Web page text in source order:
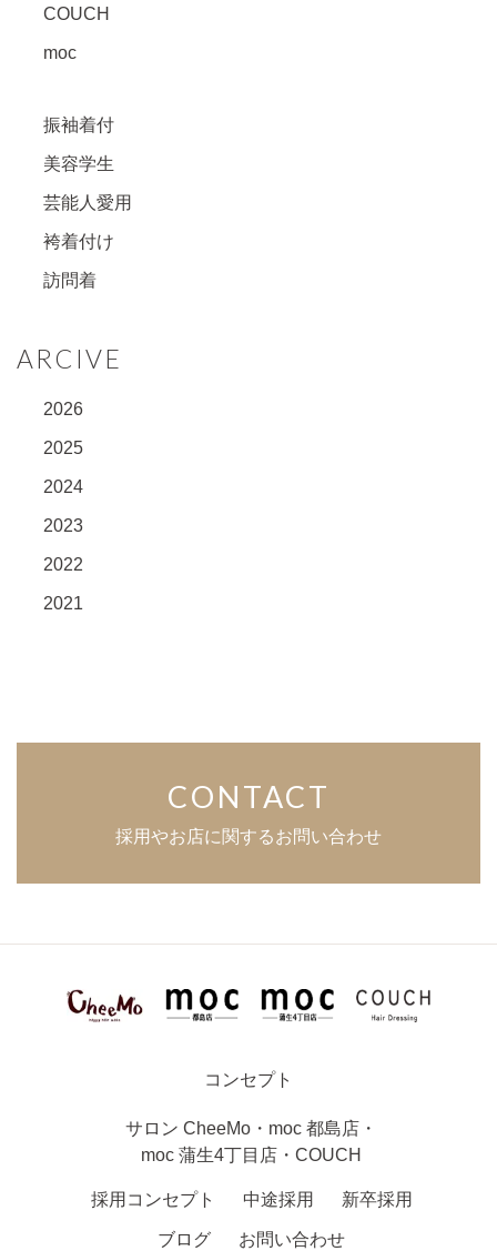
COUCH
moc
振袖着付
美容学生
芸能人愛用
袴着付け
訪問着
ARCIVE
2026
2025
2024
2023
2022
2021
CONTACT
採用やお店に関するお問い合わせ
コンセプト
サロン CheeMo ・ moc 都島店 ・
moc 蒲生4丁目店 ・ COUCH
採用コンセプト 中途採用 新卒採用
ブログ お問い合わせ